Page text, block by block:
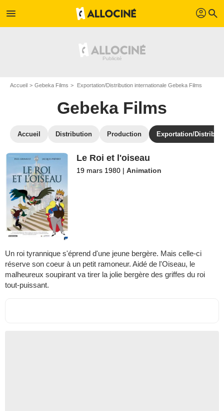
menu profil search
Accueil Gebeka Films Exportation/Distribution internationale Gebeka Films
Gebeka Films
Accueil Distribution Production Exportation/
Le Roi et l'oiseau
19 mars 1980 | Animation
Un roi tyrannique s'éprend d'une jeune bergère. Mais celle-ci
réserve son coeur à un petit ramoneur. Aidé de l'Oiseau, le
malheureux soupirant va tirer la jolie bergère des griffes du roi
tout-puissant.